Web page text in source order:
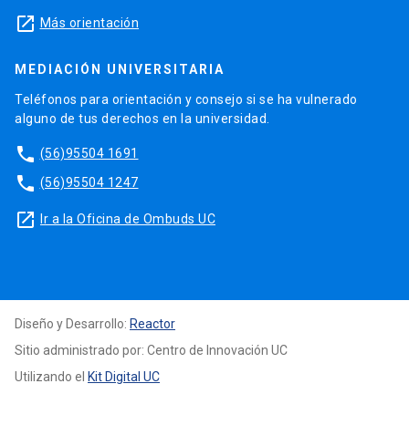
launch Más orientación
MEDIACIÓN UNIVERSITARIA
Teléfonos para orientación y consejo si se ha vulnerado
alguno de tus derechos en la universidad.
phone (56)95504 1691
phone (56)95504 1247
launch Ir a la Oficina de Ombuds UC
Diseño y Desarrollo: Reactor
Sitio administrado por: Centro de Innovación UC
Utilizando el Kit Digital UC